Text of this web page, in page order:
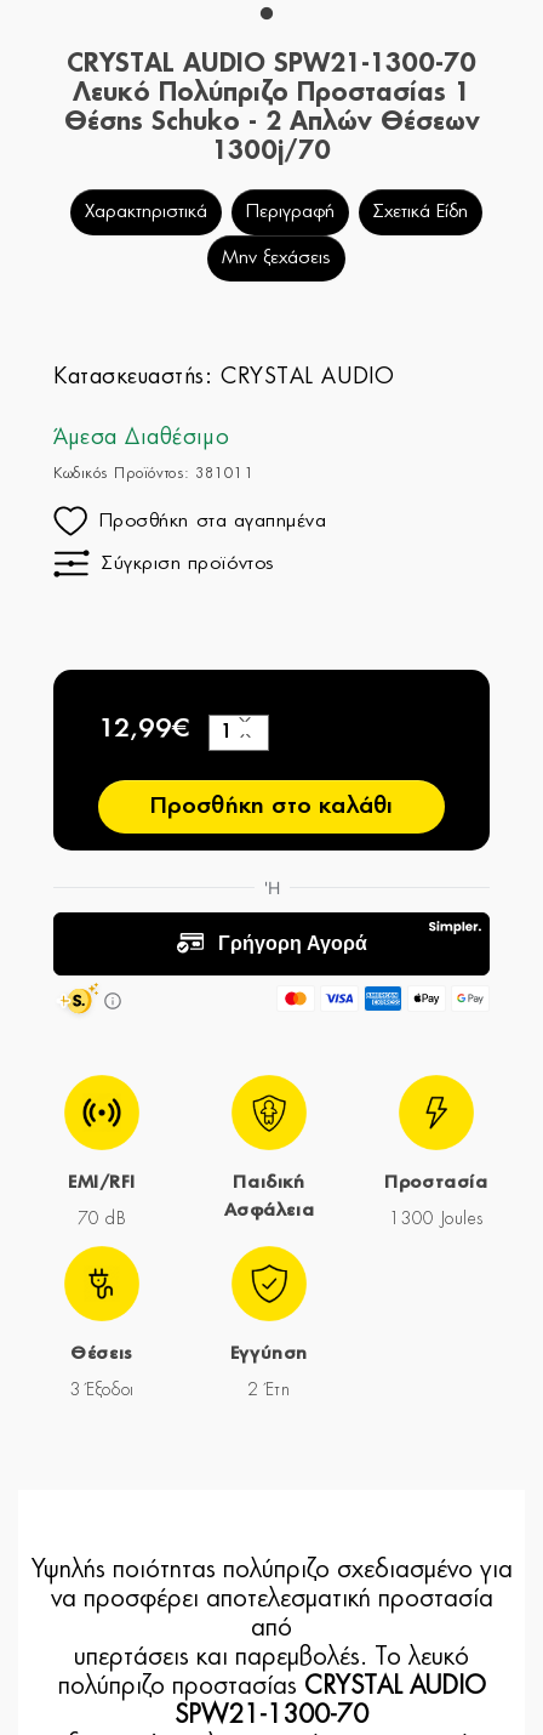
CRYSTAL AUDIO SPW21-1300-70
Λευκό Πολύπριζο Προστασίας 1
Θέσης Schuko - 2 Απλών Θέσεων
1300j/70
Χαρακτηριστικά Περιγραφή Σχετικά Είδη
Μην ξεχάσεις
Κατασκευαστής:CRYSTAL AUDIO
Άμεσα Διαθέσιμο
Κωδικός Προϊόντος: 381011
Προσθήκη στα αγαπημένα
Σύγκριση προϊόντος
12,99€
−
+
Προσθήκη στο καλάθι
EMI/RFI
70 dB
Παιδική
Ασφάλεια
Προστασία
1300 Joules
Θέσεις
3 Έξοδοι
Εγγύηση
2 Έτη
Υψηλής ποιότητας πολύπριζο σχεδιασμένο για
να προσφέρει αποτελεσματική προστασία
από
υπερτάσεις και παρεμβολές. Το λευκό
πολύπριζο προστασίας CRYSTAL AUDIO
SPW21-1300-70